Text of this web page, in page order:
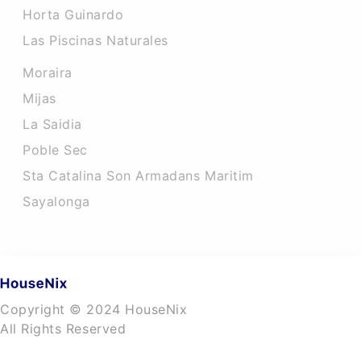
Horta Guinardo
Las Piscinas Naturales
Moraira
Mijas
La Saidia
Poble Sec
Sta Catalina Son Armadans Maritim
Sayalonga
Copyright © 2024 HouseNix
All Rights Reserved